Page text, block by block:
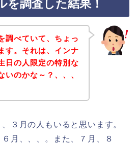
を調査した結果！
調べていて、ちょっ
す。それは、インナ
日の人限定の特別な
いのかな～？、、、
３月の人もいると思います。
月、、、。また、７月、８